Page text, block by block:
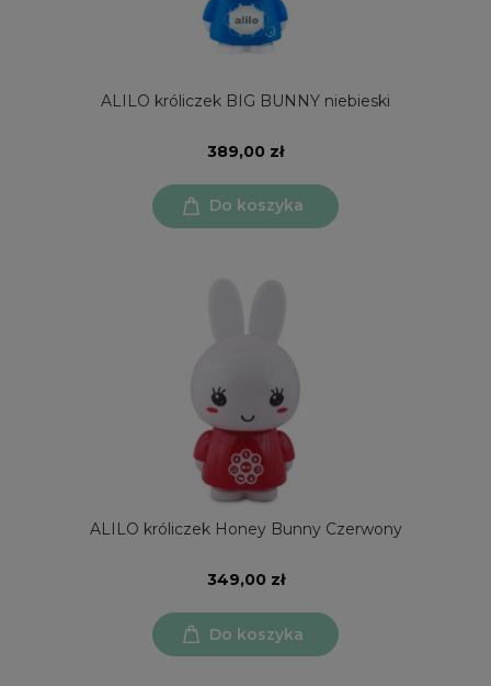
ALILO króliczek BIG BUNNY niebieski
389,00 zł
Do koszyka
ALILO króliczek Honey Bunny Czerwony
349,00 zł
Do koszyka